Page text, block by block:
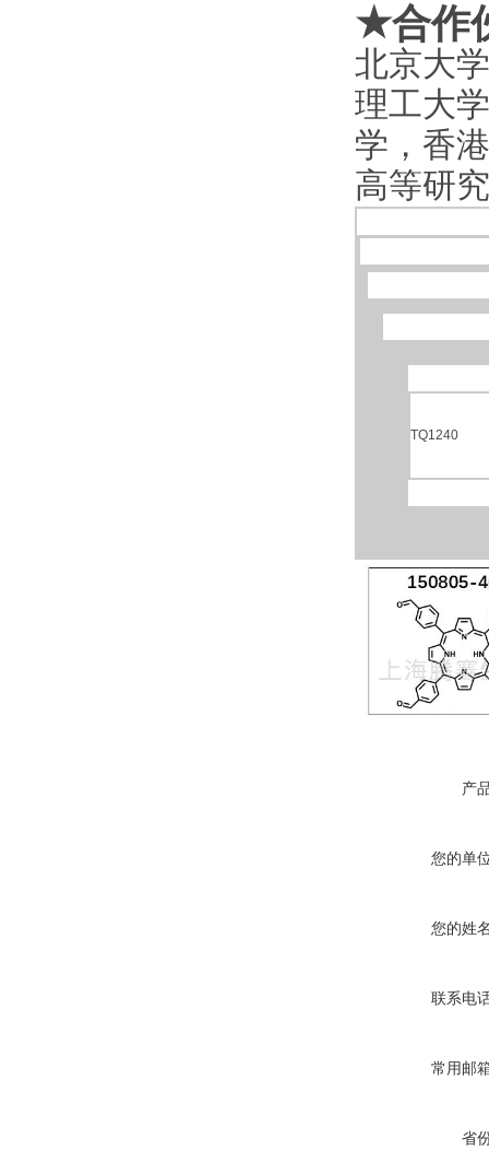
★合作
北京大
理工大
学，香
高等研
TQ1240
产
您的单
您的姓
联系电
常用邮
省